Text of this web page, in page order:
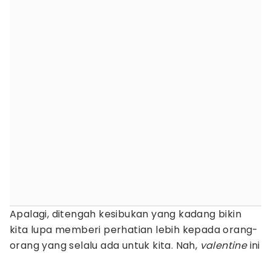
Apalagi, ditengah kesibukan yang kadang bikin
kita lupa memberi perhatian lebih kepada orang-
orang yang selalu ada untuk kita. Nah, valentineini